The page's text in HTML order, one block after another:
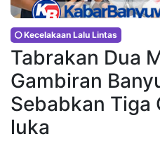
Kecelakaan Lalu Lintas
Tabrakan Dua
Gambiran
Sebabkan Tiga
luka